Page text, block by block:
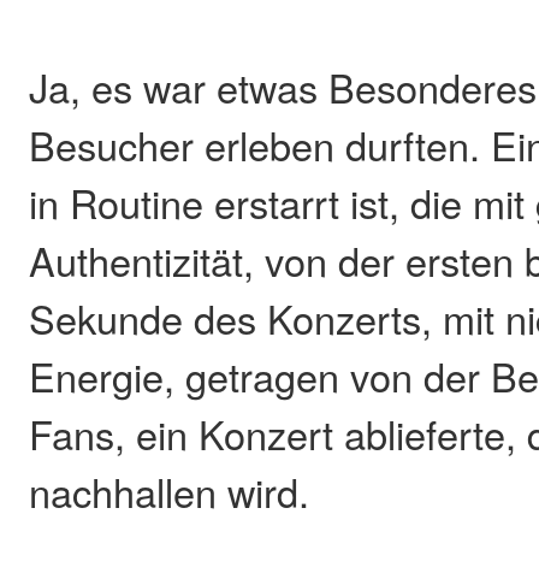
Ja, es war etwas
Besucher erleben durften.
in Routine erstarrt ist, die
Authentizität, von der ersten
Sekunde des Konzerts, mit
Energie, getragen von der
Fans, ein Konzert ablieferte,
nachhallen wird.